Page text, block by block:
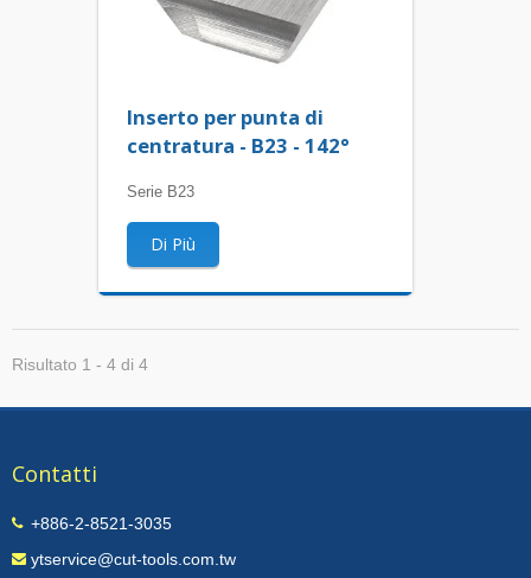
Inserto per punta di
centratura - B23 - 142°
Serie B23
Di Più
Risultato 1 - 4 di 4
Contatti
+886-2-8521-3035
ytservice@cut-tools.com.tw